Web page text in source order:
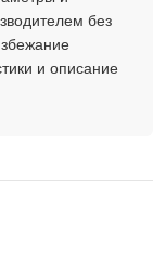
без
и описание